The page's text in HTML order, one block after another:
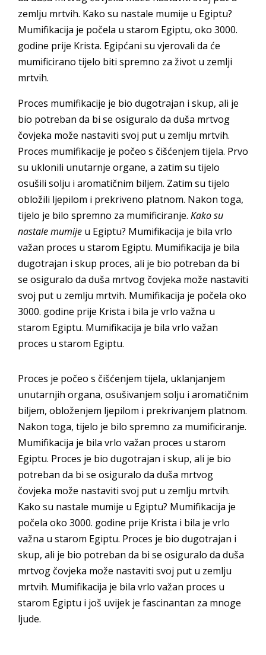
zemlju mrtvih. Kako su nastale mumije u Egiptu?
Mumifikacija je počela u starom Egiptu, oko 3000.
godine prije Krista. Egipćani su vjerovali da će
mumificirano tijelo biti spremno za život u zemlji
mrtvih.
Proces mumifikacije je bio dugotrajan i skup, ali je
bio potreban da bi se osiguralo da duša mrtvog
čovjeka može nastaviti svoj put u zemlju mrtvih.
Proces mumifikacije je počeo s čišćenjem tijela. Prvo
su uklonili unutarnje organe, a zatim su tijelo
osušili solju i aromatičnim biljem. Zatim su tijelo
obložili ljepilom i prekriveno platnom. Nakon toga,
tijelo je bilo spremno za mumificiranje. Kako su
nastale mumije u Egiptu? Mumifikacija je bila vrlo
važan proces u starom Egiptu. Mumifikacija je bila
dugotrajan i skup proces, ali je bio potreban da bi
se osiguralo da duša mrtvog čovjeka može nastaviti
svoj put u zemlju mrtvih. Mumifikacija je počela oko
3000. godine prije Krista i bila je vrlo važna u
starom Egiptu. Mumifikacija je bila vrlo važan
proces u starom Egiptu.
Proces je počeo s čišćenjem tijela, uklanjanjem
unutarnjih organa, osušivanjem solju i aromatičnim
biljem, obloženjem ljepilom i prekrivanjem platnom.
Nakon toga, tijelo je bilo spremno za mumificiranje.
Mumifikacija je bila vrlo važan proces u starom
Egiptu. Proces je bio dugotrajan i skup, ali je bio
potreban da bi se osiguralo da duša mrtvog
čovjeka može nastaviti svoj put u zemlju mrtvih.
Kako su nastale mumije u Egiptu? Mumifikacija je
počela oko 3000. godine prije Krista i bila je vrlo
važna u starom Egiptu. Proces je bio dugotrajan i
skup, ali je bio potreban da bi se osiguralo da duša
mrtvog čovjeka može nastaviti svoj put u zemlju
mrtvih. Mumifikacija je bila vrlo važan proces u
starom Egiptu i još uvijek je fascinantan za mnoge
ljude.